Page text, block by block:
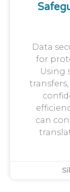
Data
for
Using
can